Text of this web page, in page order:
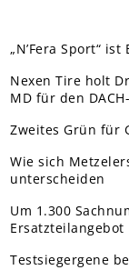
„N’Fera Sport“
Nexen Tire holt
MD für den
Zweites Grün für
Wie sich
unterscheiden
Um 1.300
Ersatzteilangebot
Testsiegergene